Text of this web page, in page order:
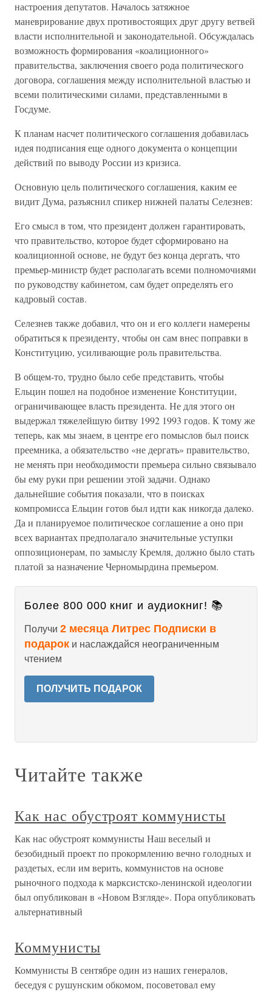
настроения депутатов. Началось затяжное
маневрирование двух противостоящих друг другу ветвей
власти исполнительной и законодательной. Обсуждалась
возможность формирования «коалиционного»
правительства, заключения своего рода политического
договора, соглашения между исполнительной властью и
всеми политическими силами, представленными в
Госдуме.
К планам насчет политического соглашения добавилась
идея подписания еще одного документа о концепции
действий по выводу России из кризиса.
Основную цель политического соглашения, каким ее
видит Дума, разъяснил спикер нижней палаты Селезнев:
Его смысл в том, что президент должен гарантировать,
что правительство, которое будет сформировано на
коалиционной основе, не будут без конца дергать, что
премьер-министр будет располагать всеми полномочиями
по руководству кабинетом, сам будет определять его
кадровый состав.
Селезнев также добавил, что он и его коллеги намерены
обратиться к президенту, чтобы он сам внес поправки в
Конституцию, усиливающие роль правительства.
В общем-то, трудно было себе представить, чтобы
Ельцин пошел на подобное изменение Конституции,
ограничивающее власть президента. Не для этого он
выдержал тяжелейшую битву 1992 1993 годов. К тому же
теперь, как мы знаем, в центре его помыслов был поиск
преемника, а обязательство «не дергать» правительство,
не менять при необходимости премьера сильно связывало
бы ему руки при решении этой задачи. Однако
дальнейшие события показали, что в поисках
компромисса Ельцин готов был идти как никогда далеко.
Да и планируемое политическое соглашение а оно при
всех вариантах предполагало значительные уступки
оппозиционерам, по замыслу Кремля, должно было стать
платой за назначение Черномырдина премьером.
Более 800 000 книг и аудиокниг! 📚
Получи 2 месяца Литрес Подписки в
подарок и наслаждайся неограниченным
чтением
ПОЛУЧИТЬ ПОДАРОК
Читайте также
Как нас обустроят коммунисты
Как нас обустроят коммунисты Наш веселый и
безобидный проект по прокормлению вечно голодных и
раздетых, если им верить, коммунистов на основе
рыночного подхода к марксистско-ленинской идеологии
был опубликован в «Новом Взгляде». Пора опубликовать
альтернативный
Коммунисты
Коммунисты В сентябре один из наших генералов,
беседуя с рушунским обкомом, посоветовал ему